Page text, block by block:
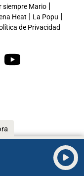
siempre Mario|
Heat | La Popu |
de Privacidad